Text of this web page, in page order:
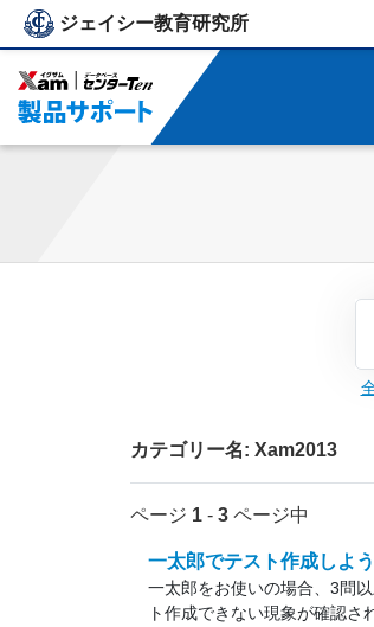
ジェイシー教育研究所
ジェイシー教育研究所
カテゴリー名: Xam2013
ページ 1- 3ページ中
一太郎でテスト作成しよ
一太郎をお使いの場合、3問
ト作成できない現象が確認